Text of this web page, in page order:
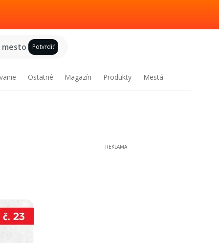
Potvrdiť
Ostatné Magazín Produkty Mestá
REKLAMA